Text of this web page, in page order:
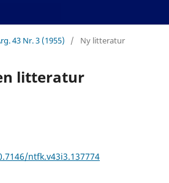
43 Nr. 3 (1955) / Ny litteratur
litteratur
ntfk.v43i3.137774